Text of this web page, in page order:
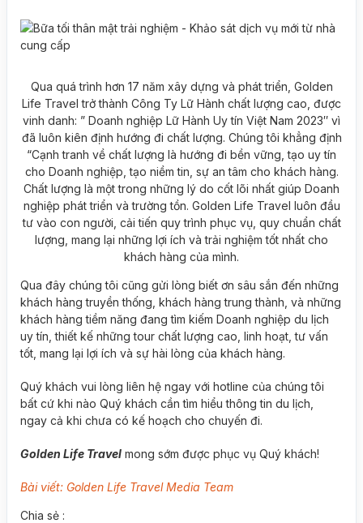
Qua quá trình hơn 17 năm xây dựng và phát triển, Golden
Life Travel trở thành Công Ty Lữ Hành chất lượng cao, được
vinh danh: ” Doanh nghiệp Lữ Hành Uy tín Việt Nam 2023″ vì
đã luôn kiên định hướng đi chất lượng. Chúng tôi khẳng định
“Cạnh tranh về chất lượng là hướng đi bền vững, tạo uy tín
cho Doanh nghiệp, tạo niềm tin, sự an tâm cho khách hàng.
Chất lượng là một trong những lý do cốt lõi nhất giúp Doanh
nghiệp phát triển và trường tồn. Golden Life Travel luôn đầu
tư vào con người, cải tiến quy trình phục vụ, quy chuẩn chất
lượng, mang lại những lợi ích và trải nghiệm tốt nhất cho
khách hàng của mình.
Qua đây chúng tôi cũng gửi lòng biết ơn sâu sắn đến những
khách hàng truyền thống, khách hàng trung thành, và những
khách hàng tiềm năng đang tìm kiếm Doanh nghiệp du lịch
uy tín, thiết kế những tour chất lượng cao, linh hoạt, tư vấn
tốt, mang lại lợi ích và sự hài lòng của khách hàng.
Quý khách vui lòng liên hệ ngay với hotline của chúng tôi
bất cứ khi nào Quý khách cần tìm hiểu thông tin du lịch,
ngay cả khi chưa có kế hoạch cho chuyến đi.
Golden Life Travel mong sớm được phục vụ Quý khách!
Bài viết: Golden Life Travel Media Team
Chia sẻ :